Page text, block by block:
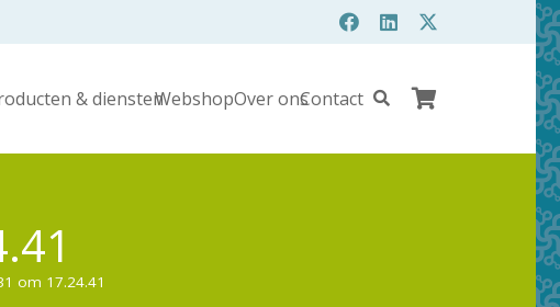
& dienstenWebshopOver onsContact
om 17.24.41